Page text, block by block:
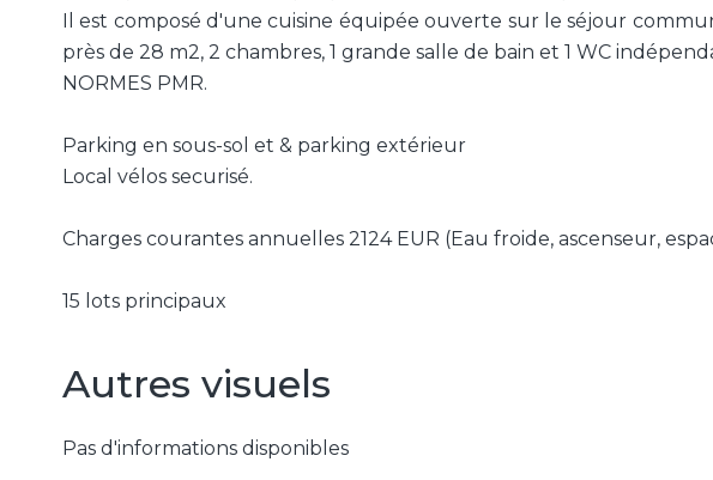
Il est composé d'une cuisine équipée ouverte sur le séjour
près de 28 m2, 2 chambres, 1 grande salle de bain et 1 WC
NORMES PMR.
Parking en sous-sol et & parking extérieur
Local vélos securisé.
Charges courantes annuelles 2124 EUR (Eau froide, ascenseur,
15 lots principaux
Autres visuels
Pas d'informations disponibles